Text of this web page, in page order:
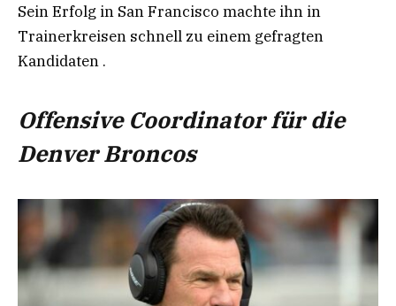
Sein Erfolg in San Francisco machte ihn in
Trainerkreisen schnell zu einem gefragten
Kandidaten .
Offensive Coordinator für die
Denver Broncos